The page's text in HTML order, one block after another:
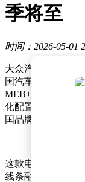
季将至
时间：2026-05-01
大众汽车正式推
国汽车制造商在
MEB+平台打造的
化配置重新诠释了
国品牌的低成本电
这款电动掀背车采
线条融合了初代高